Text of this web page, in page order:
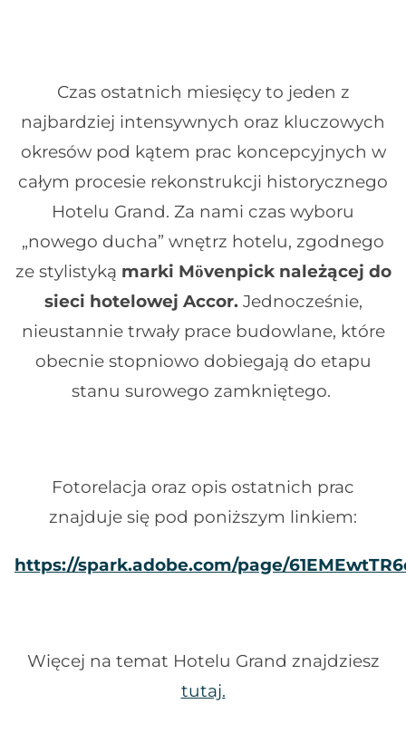
Czas ostatnich miesięcy to jeden z
najbardziej intensywnych oraz kluczowych
okresów pod kątem prac koncepcyjnych w
całym procesie rekonstrukcji historycznego
Hotelu Grand. Za nami czas wyboru
„nowego ducha” wnętrz hotelu, zgodnego
ze stylistyką marki Mӧvenpick należącej do
sieci hotelowej Accor. Jednocześnie,
nieustannie trwały prace budowlane, które
obecnie stopniowo dobiegają do etapu
stanu surowego zamkniętego.
Fotorelacja oraz opis ostatnich prac
znajduje się pod poniższym linkiem:
https://spark.adobe.com/page/
Więcej na temat Hotelu Grand znajdziesz
tutaj.